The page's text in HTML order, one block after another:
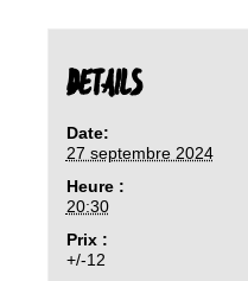
DETAILS
Date:
27 septembre 2024
Heure :
20:30
Prix :
+/-12